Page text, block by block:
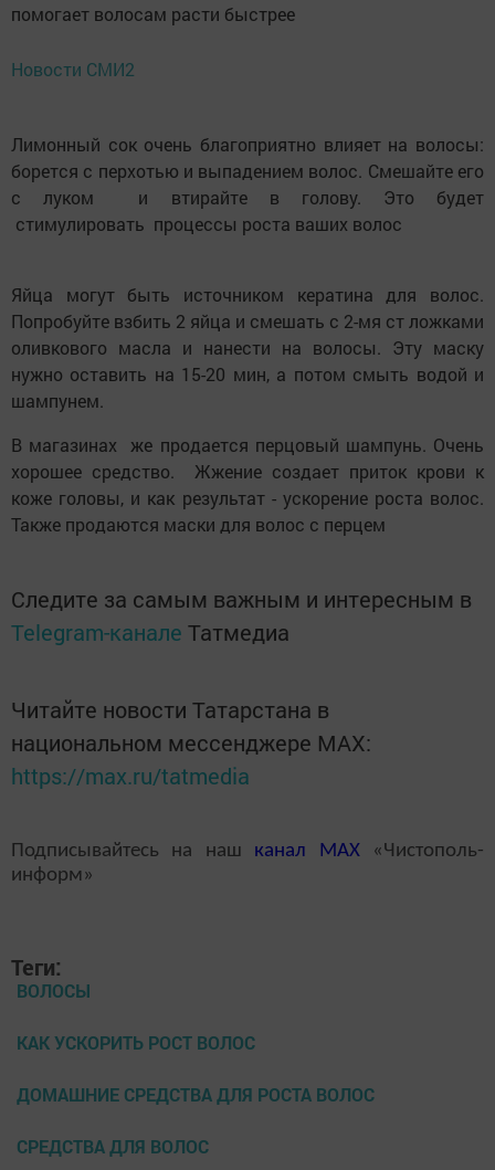
помогает волосам расти быстрее
Новости СМИ2
Лимонный сок очень благоприятно влияет на волосы:
борется с перхотью и выпадением волос. Смешайте его
с луком и втирайте в голову. Это будет
стимулировать процессы роста ваших волос
Яйца могут быть источником кератина для волос.
Попробуйте взбить 2 яйца и смешать с 2-мя ст ложками
оливкового масла и нанести на волосы. Эту маску
нужно оставить на 15-20 мин, а потом смыть водой и
шампунем.
В магазинах же продается перцовый шампунь. Очень
хорошее средство. Жжение создает приток крови к
коже головы, и как результат - ускорение роста волос.
Также продаются маски для волос с перцем
Следите за самым важным и интересным в
Telegram-канале Татмедиа
Читайте новости Татарстана в
национальном мессенджере MАХ:
https://max.ru/tatmedia
Подписывайтесь на наш канал MAX«Чистополь-
информ»
Теги:
ВОЛОСЫ
КАК УСКОРИТЬ РОСТ ВОЛОС
ДОМАШНИЕ СРЕДСТВА ДЛЯ РОСТА ВОЛОС
СРЕДСТВА ДЛЯ ВОЛОС